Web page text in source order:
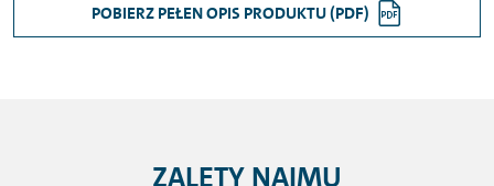
POBIERZ PEŁEN OPIS PRODUKTU (PDF)
ZALETY NAJMU